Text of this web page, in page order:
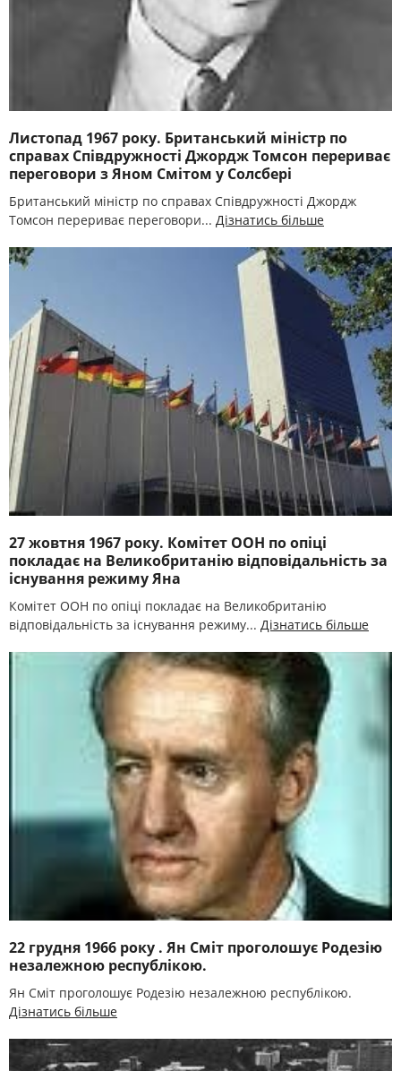
Листопад 1967 року. Британський міністр по
справах Співдружності Джордж Томсон перериває
переговори з Яном Смітом у Солсбері
Британський міністр по справах Співдружності Джордж
Томсон перериває переговори... Дізнатись більше
27 жовтня 1967 року. Комітет ООН по опіці
покладає на Великобританію відповідальність за
існування режиму Яна
Комітет ООН по опіці покладає на Великобританію
відповідальність за існування режиму... Дізнатись більше
22 грудня 1966 року . Ян Сміт проголошує Родезію
незалежною республікою.
Ян Сміт проголошує Родезію незалежною республікою.
Дізнатись більше